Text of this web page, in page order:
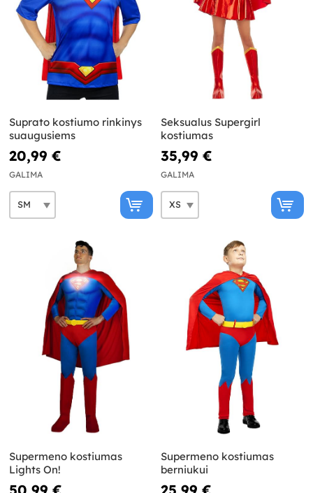
Suprato kostiumo rinkinys
suaugusiems
20,99 €
GALIMA
Seksualus Supergirl
kostiumas
35,99 €
GALIMA
Supermeno kostiumas
Lights On!
Supermeno kostiumas
berniukui